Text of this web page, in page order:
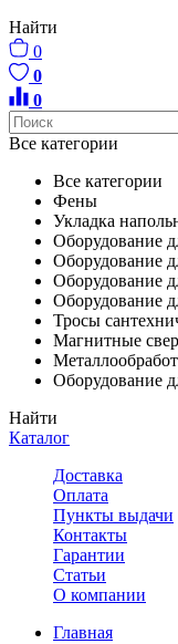
Найти
0
0
0
Все категории
Все категории
Фены
Укладка
Оборудование
Оборудование
Оборудование
Оборудование
Тросы
Магнитные
Оборудование
Найти
Каталог
Доставка
Оплата
Пункты выдачи
Контакты
Гарантии
Статьи
О компании
Главная